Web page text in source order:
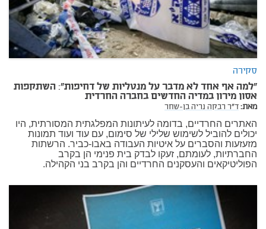
סקירה
"למה אף אחד לא מדבר על מנטליות של דחיפות": השתקפות
אסון מירון במדיה החדשים בחברה החרדית
מאת:ד"ר רבקה נריה בן-שחר
האתרים החרדיים, בדומה לעיתונות המפלגתית המסורתית, היו
יכולים להוביל לשימוש שלילי של סימום, עם עוד ועוד תמונות
מזעזעות והסברים על איטיות העבודה באבו-כביר. הרשתות
החברתיות, לעומתם, זעקו לבדק בית פנימי הן בקרב
הפוליטיקאים והעסקנים החרדיים והן בקרב בני הקהילה.